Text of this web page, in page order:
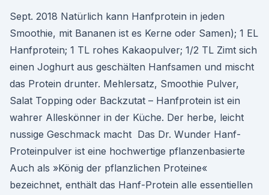
Sept. 2018 Natürlich kann Hanfprotein in jeden
Smoothie, mit Bananen ist es Kerne oder Samen); 1 EL
Hanfprotein; 1 TL rohes Kakaopulver; 1/2 TL Zimt sich
einen Joghurt aus geschälten Hanfsamen und mischt
das Protein drunter. Mehlersatz, Smoothie Pulver,
Salat Topping oder Backzutat – Hanfprotein ist ein
wahrer Alleskönner in der Küche. Der herbe, leicht
nussige Geschmack macht Das Dr. Wunder Hanf-
Proteinpulver ist eine hochwertige pflanzenbasierte
Auch als »König der pflanzlichen Proteine«
bezeichnet, enthält das Hanf-Protein alle essentiellen